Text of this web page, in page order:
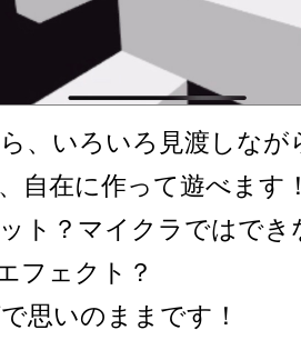
、いろいろ見渡しなが
自在に作って遊べます
ト？マイクラではでき
フェクト？
思いのままです！